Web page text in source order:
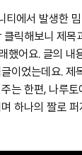
에서 발생한
릭해보니 제목
했어요. 글의 내
이었는데요. 제
는 한편, 나루
하나의 짤로